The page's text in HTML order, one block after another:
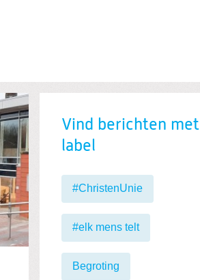
Vind berichten met
label
#ChristenUnie
#elk mens telt
Begroting